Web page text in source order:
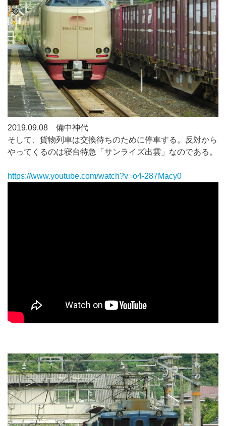
2019.09.08 備中神代
そして、貨物列車は交換待ちのために停車する。反対から
やってくるのは寝台特急「サンライズ出雲」なのである。
https://www.youtube.com/watch?v=o4-287Macy0